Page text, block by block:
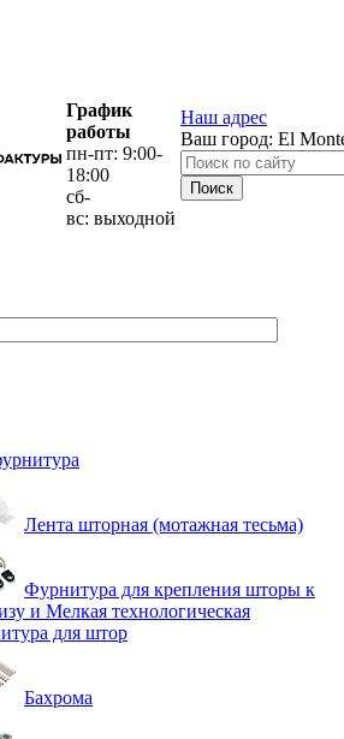
График
работы
пн-пт: 9:00-
18:00
сб-
вс: выходной
Наш адрес
Ваш город: El
Лента шторная (мотажная тесьма)
Фурнитура для крепления шторы к
и Мелкая технологическая
для штор
Бахрома